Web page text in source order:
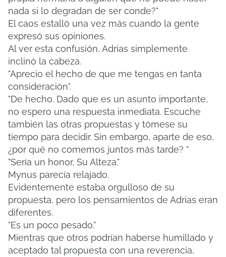
nada si lo degradan de ser conde?"
El caos estalló una vez más cuando la gente
expresó sus opiniones.
Al ver esta confusión, Adrias simplemente
inclinó la cabeza.
"Aprecio el hecho de que me tengas en tanta
consideración".
"De hecho. Dado que es un asunto importante,
no espero una respuesta inmediata. Escuche
también las otras propuestas y tómese su
tiempo para decidir. Sin embargo, aparte de eso,
¿por qué no comemos juntos más tarde? "
"Sería un honor, Su Alteza."
Mynus parecía relajado.
Evidentemente estaba orgulloso de su
propuesta, pero los pensamientos de Adrias eran
diferentes.
"Es un poco pesado."
Mientras que otros podrían haberse humillado y
aceptado tal propuesta con una reverencia,